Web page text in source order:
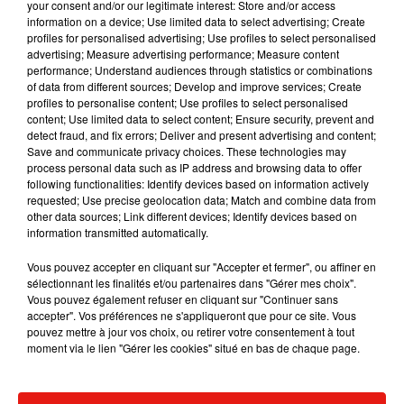
Musique
7 août 2026
Julien Lieb s’essaye à la vie de chatelain
dans son nouveau clip
7 août 2026
Madonna sort enfin le remix de « Love
Sensation » avec Kylie Minogue
Tayc et Didi B dévoilent le single le plus
your consent and/or our legitimate interest: Store and/or access
information on a device; Use limited data to select advertising; Create
profiles for personalised advertising; Use profiles to select personalised
advertising; Measure advertising performance; Measure content
performance; Understand audiences through statistics or combinations
of data from different sources; Develop and improve services; Create
profiles to personalise content; Use profiles to select personalised
content; Use limited data to select content; Ensure security, prevent and
detect fraud, and fix errors; Deliver and present advertising and content;
Save and communicate privacy choices. These technologies may
process personal data such as IP address and browsing data to offer
following functionalities: Identify devices based on information actively
requested; Use precise geolocation data; Match and combine data from
other data sources; Link different devices; Identify devices based on
information transmitted automatically.
Vous pouvez accepter en cliquant sur "Accepter et fermer", ou affiner en
sélectionnant les finalités et/ou partenaires dans "Gérer mes choix".
Vous pouvez également refuser en cliquant sur "Continuer sans
accepter". Vos préférences ne s'appliqueront que pour ce site. Vous
pouvez mettre à jour vos choix, ou retirer votre consentement à tout
moment via le lien "Gérer les cookies" situé en bas de chaque page.